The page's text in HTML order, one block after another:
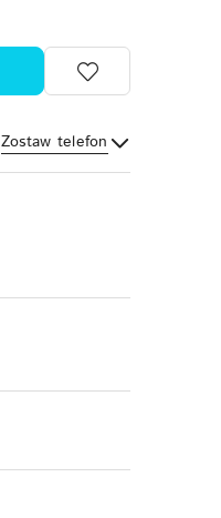
Zostaw telefon
Wyślij